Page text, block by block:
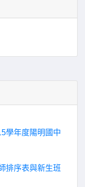
學年度陽明國中
排序表與新生班